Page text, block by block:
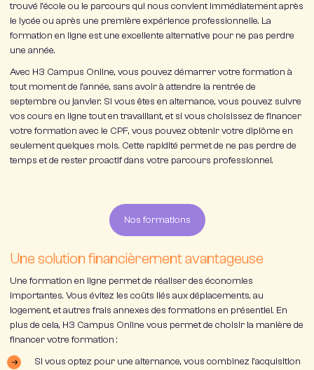
trouvé l’école ou le parcours qui nous convient immédiatement après
le lycée ou après une première expérience professionnelle. La
formation en ligne est une excellente alternative pour ne pas perdre
une année.
Avec H3 Campus Online, vous pouvez démarrer votre formation à
tout moment de l’année, sans avoir à attendre la rentrée de
septembre ou janvier. Si vous êtes en alternance, vous pouvez suivre
vos cours en ligne tout en travaillant, et si vous choisissez de financer
votre formation avec le CPF, vous pouvez obtenir votre diplôme en
seulementquelques mois. Cette rapidité permet de ne pas perdre de
temps et de rester proactif dans votre parcours professionnel.
Nos formations
Une solution financièrement avantageuse
Une formation en ligne permet de réaliser des économies
importantes. Vous évitez les coûts liés aux déplacements, au
logement, et autres frais annexes des formations en présentiel. En
plus de cela, H3 Campus Online vous permet de choisir la manière de
financer votre formation :
Si vous optez pour une alternance, vous combinez l’acquisition